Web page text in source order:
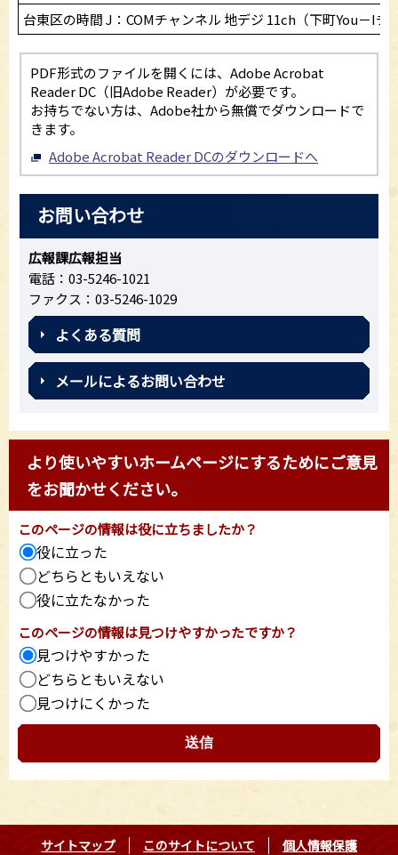
台東区の時間 J：COMチャンネル 地デジ 11ch（下町You－Iチ
PDF形式のファイルを開くには、Adobe Acrobat
Reader DC（旧Adobe Reader）が必要です。
お持ちでない方は、Adobe社から無償でダウンロードで
きます。
Adobe Acrobat Reader DCのダウンロードへ
お問い合わせ
広報課広報担当
電話：03-5246-1021
ファクス：03-5246-1029
よくある質問
メールによるお問い合わせ
より使いやすいホームページにするためにご意見
をお聞かせください。
このページの情報は役に立ちましたか？
役に立った
どちらともいえない
役に立たなかった
このページの情報は見つけやすかったですか？
見つけやすかった
どちらともいえない
見つけにくかった
サイトマップ このサイトについて 個人情報保護